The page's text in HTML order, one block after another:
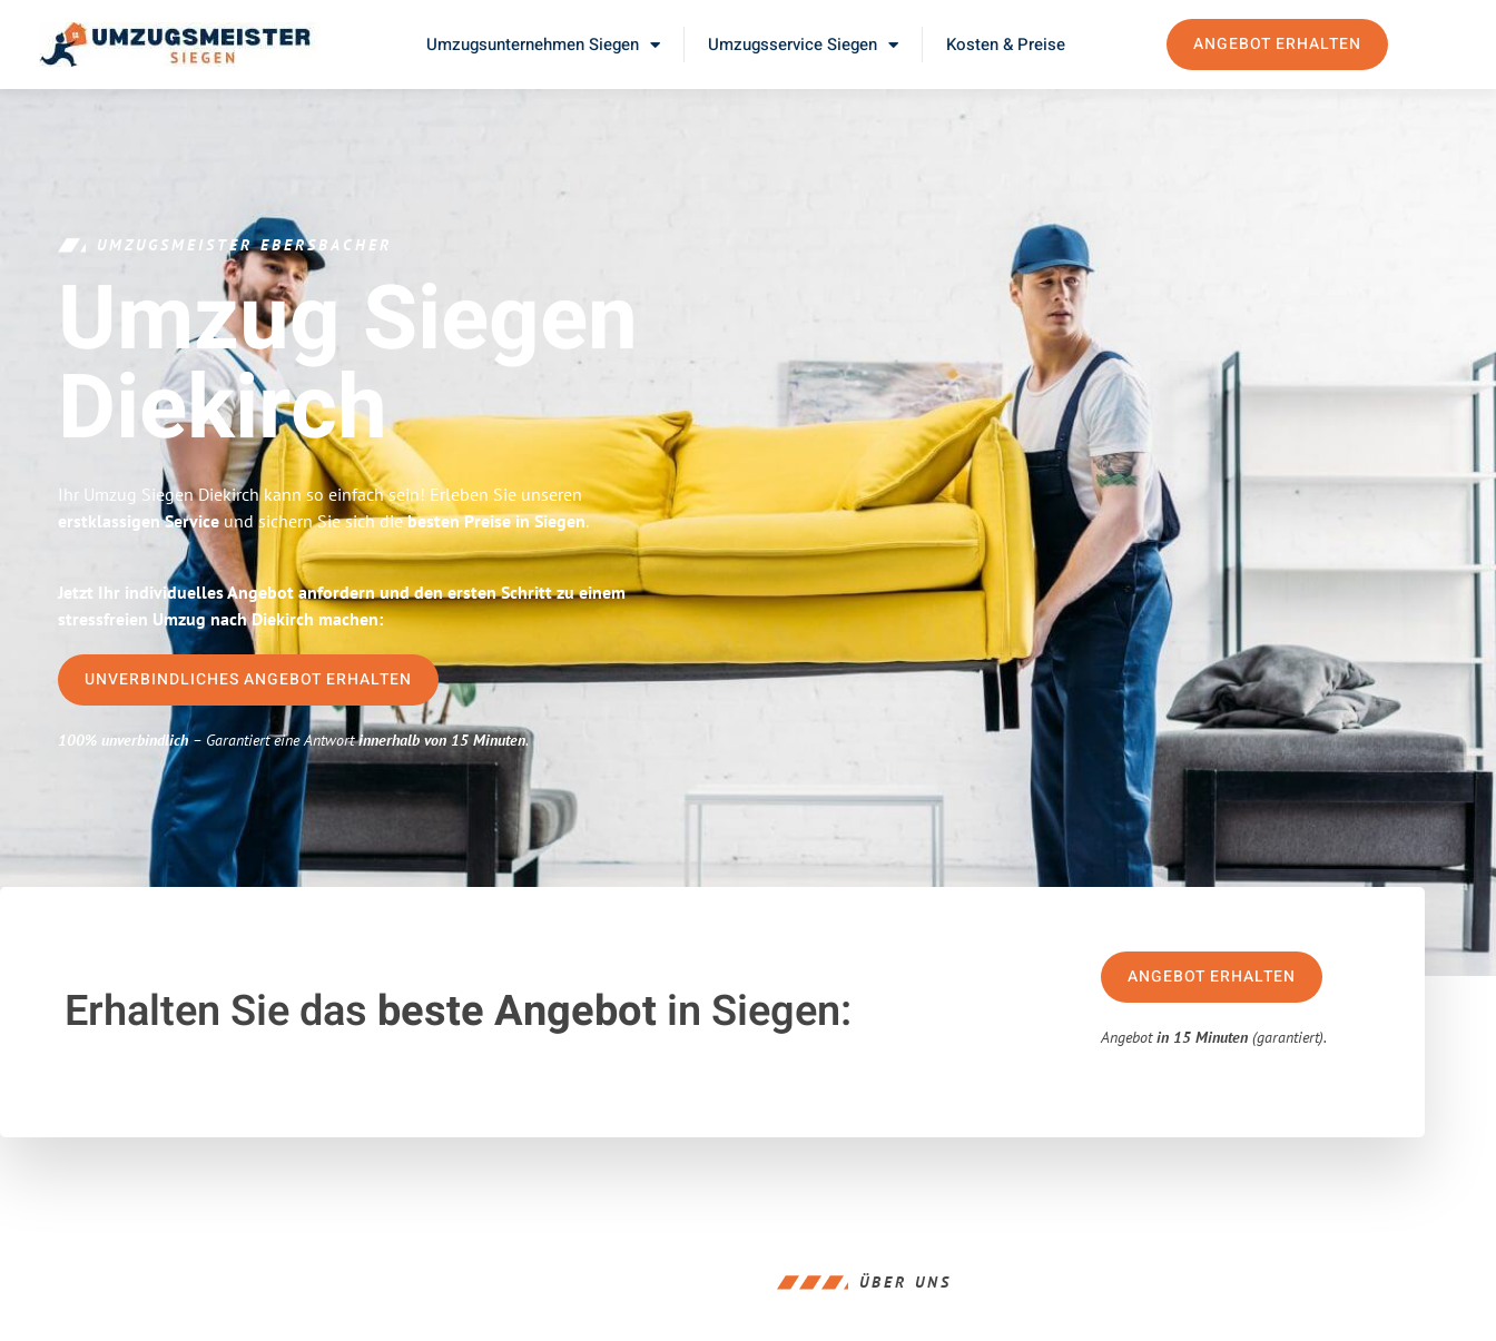
Umzugsunternehmen Siegen Umzugsservice Siegen Kosten & Preise ANGEBOT ERHALTEN
UMZUGSMEISTER EBERSBACHER
Umzug Siegen
Diekirch
Ihr Umzug Siegen Diekirch kann so einfach sein! Erleben Sie unseren
erstklassigen Service und sichern Sie sich diebesten Preise in Siegen.
Jetzt Ihr individuelles Angebot anfordern und den ersten Schritt zu einem
stressfreien Umzug nach Diekirch machen:
UNVERBINDLICHES ANGEBOT ERHALTEN
100% unverbindlich– Garantiert eine Antwortinnerhalb von 15 Minuten.
Erhalten Sie das beste Angebotin Siegen:
ANGEBOT ERHALTEN
Angebotin 15 Minuten (garantiert).
ÜBER UNS